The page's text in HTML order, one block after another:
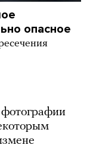
опасное
фотографии